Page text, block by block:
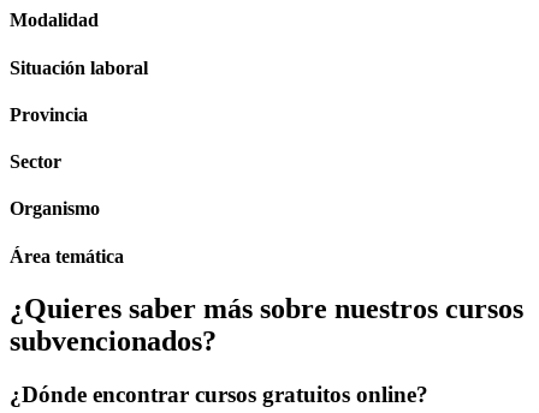
Modalidad
Situación laboral
Provincia
Sector
Organismo
Área temática
¿Quieres saber más sobre nuestros cursos
subvencionados?
¿Dónde encontrar cursos gratuitos online?